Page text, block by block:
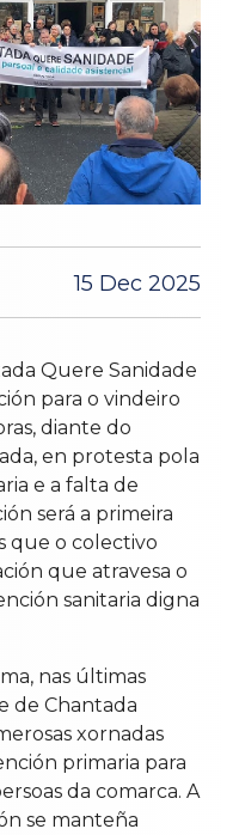
15 Dec 2025
Quere Sanidade
para o vindeiro
diante do
en protesta pola
e a falta de
será a primeira
que o colectivo
que atravesa o
sanitaria digna
nas últimas
de Chantada
xornadas
primaria para
da comarca. A
se manteña